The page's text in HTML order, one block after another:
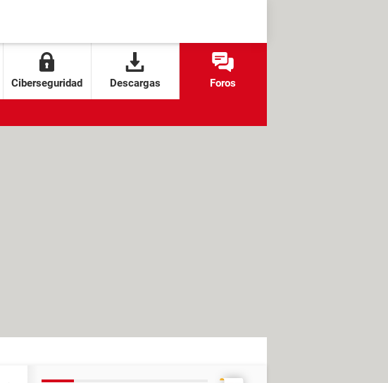
Ciberseguridad Descargas Foros